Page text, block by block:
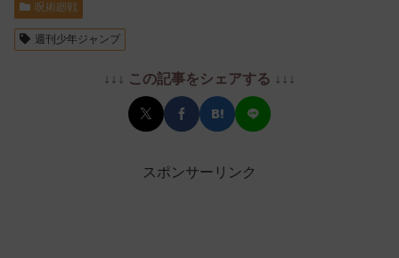
呪術廻戦
週刊少年ジャンプ
↓↓↓ この記事をシェアする ↓↓↓
スポンサーリンク